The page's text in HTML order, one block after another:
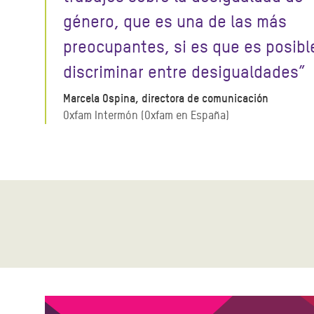
género, que es una de las más
preocupantes, si es que es
discriminar entre desigualdades”
Marcela Ospina, directora de comunicación
Oxfam Intermón (Oxfam en España)